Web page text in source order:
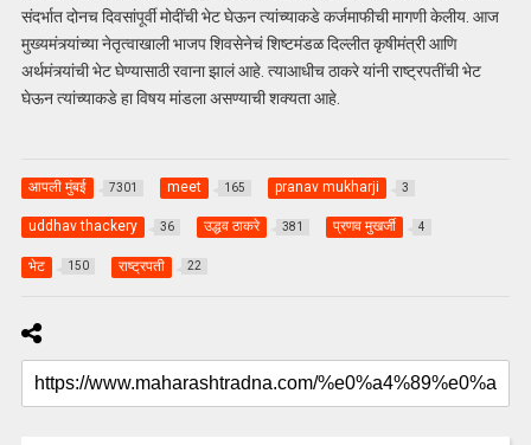
संदर्भात दोनच दिवसांपूर्वी मोदींची भेट घेऊन त्यांच्याकडे कर्जमाफीची मागणी केलीय. आज
मुख्यमंत्र्यांच्या नेतृत्वाखाली भाजप शिवसेनेचं शिष्टमंडळ दिल्लीत कृषीमंत्री आणि
अर्थमंत्र्यांची भेट घेण्यासाठी रवाना झालं आहे. त्याआधीच ठाकरे यांनी राष्ट्रपतींची भेट
घेऊन त्यांच्याकडे हा विषय मांडला असण्याची शक्यता आहे.
आपली मुंबई 7301 meet 165 pranav mukharji 3
uddhav thackery 36 उद्धव ठाकरे 381 प्रणव मुखर्जी 4
भेट 150 राष्ट्रपती 22